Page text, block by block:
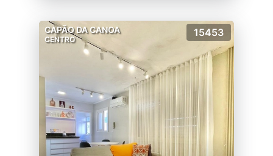
CAPÃO DA CANOA
CENTRO
15453